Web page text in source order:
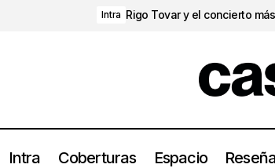
Intra Rigo Tovar y el concierto
Intra Coberturas Espacio